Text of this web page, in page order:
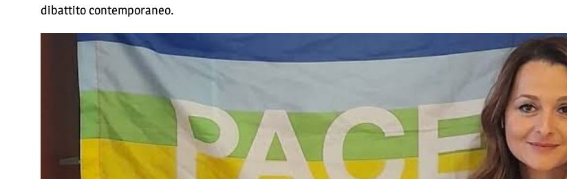
dibattito contemporaneo.